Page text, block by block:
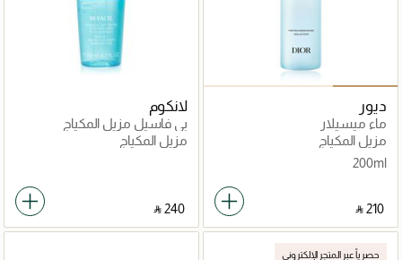
ديور
ماء ميسيلار
مزيل المكياج
200ml
‎ ⃁ ⁦210⁩ ‎
لانكوم
بي فاسيل مزيل المكياج
مزيل المكياج
‎ ⃁ ⁦240⁩ ‎
حصرياً عبر المتجر الإلكتروني